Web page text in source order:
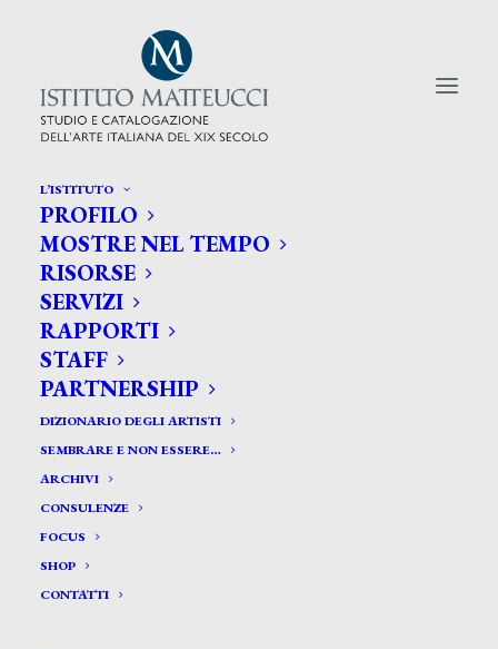
L’ISTITUTO
PROFILO
MOSTRE NEL TEMPO
RISORSE
SERVIZI
RAPPORTI
STAFF
PARTNERSHIP
DIZIONARIO DEGLI ARTISTI
SEMBRARE E NON ESSERE…
ARCHIVI
CONSULENZE
FOCUS
SHOP
CONTATTI
CERCA TRA GLI ARTISTI:
Search
for:
Fisher Charles